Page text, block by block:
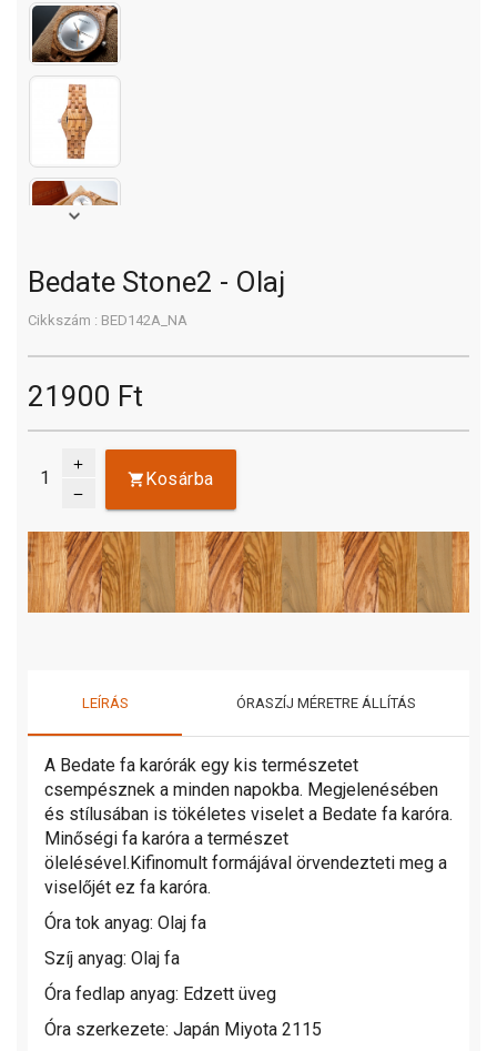
Bedate Stone2 - Olaj
Cikkszám : BED142A_NA
21900 Ft
add
remove
Kosárba
LEÍRÁS ÓRASZÍJ MÉRETRE ÁLLÍTÁS
A Bedate fa karórák egy kis természetet
csempésznek a minden napokba. Megjelenésében
és stílusában is tökéletes viselet a Bedate fa karóra.
Minőségi fa karóra a természet
ölelésével.Kifinomult formájával örvendezteti meg a
viselőjét ez fa karóra.
Óra tok anyag: Olaj fa
Szíj anyag: Olaj fa
Óra fedlap anyag: Edzett üveg
Óra szerkezete: Japán Miyota 2115